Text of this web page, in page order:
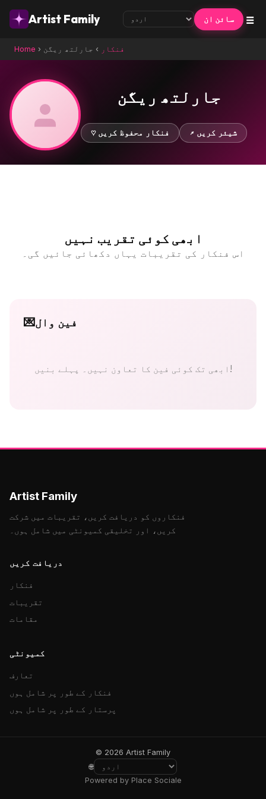
Artist Family سائن ان ☰
Home › فنکار › جارلتھ ریگن
جارلتھ ریگن
♡ فنکار محفوظ کریں ↗ شیئر کریں
ابھی کوئی تقریب نہیں
اس فنکار کی تقریبات یہاں دکھائی جائیں گی۔
💌فین وال
ابھی تک کوئی فین کا تعاون نہیں۔ پہلے بنیں!
Artist Family
فنکاروں کو دریافت کریں، تقریبات میں شرکت
کریں، اور تخلیقی کمیونٹی میں شامل ہوں۔
دریافت کریں
فنکار
تقریبات
مقامات
کمیونٹی
تعارف
فنکار کے طور پر شامل ہوں
پرستار کے طور پر شامل ہوں
© 2026 Artist Family
🌐
Powered by Place Sociale